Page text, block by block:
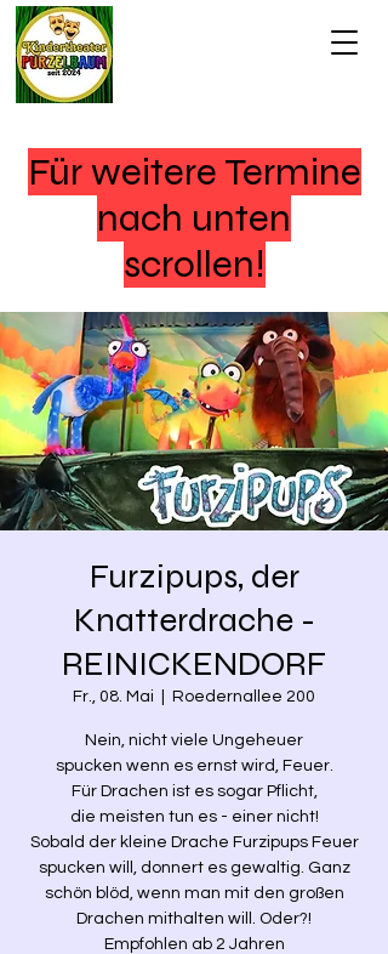
Für weitere Termine
nach unten
scrollen!
Furzipups, der
Knatterdrache -
REINICKENDORF
Fr., 08. Mai Roedernallee 200
Nein, nicht viele Ungeheuer
spucken wenn es ernst wird, Feuer.
Für Drachen ist es sogar Pflicht,
die meisten tun es - einer nicht!
Sobald der kleine Drache Furzipups Feuer
spucken will, donnert es gewaltig. Ganz
schön blöd, wenn man mit den großen
Drachen mithalten will. Oder?!
Empfohlen ab 2 Jahren